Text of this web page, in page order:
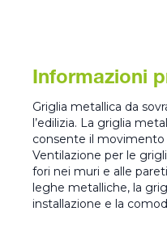
Informazioni
Griglia metallica da
l’edilizia. La griglia
consente il movimento
Ventilazione per le
fori nei muri e alle
leghe metalliche, la
installazione e la